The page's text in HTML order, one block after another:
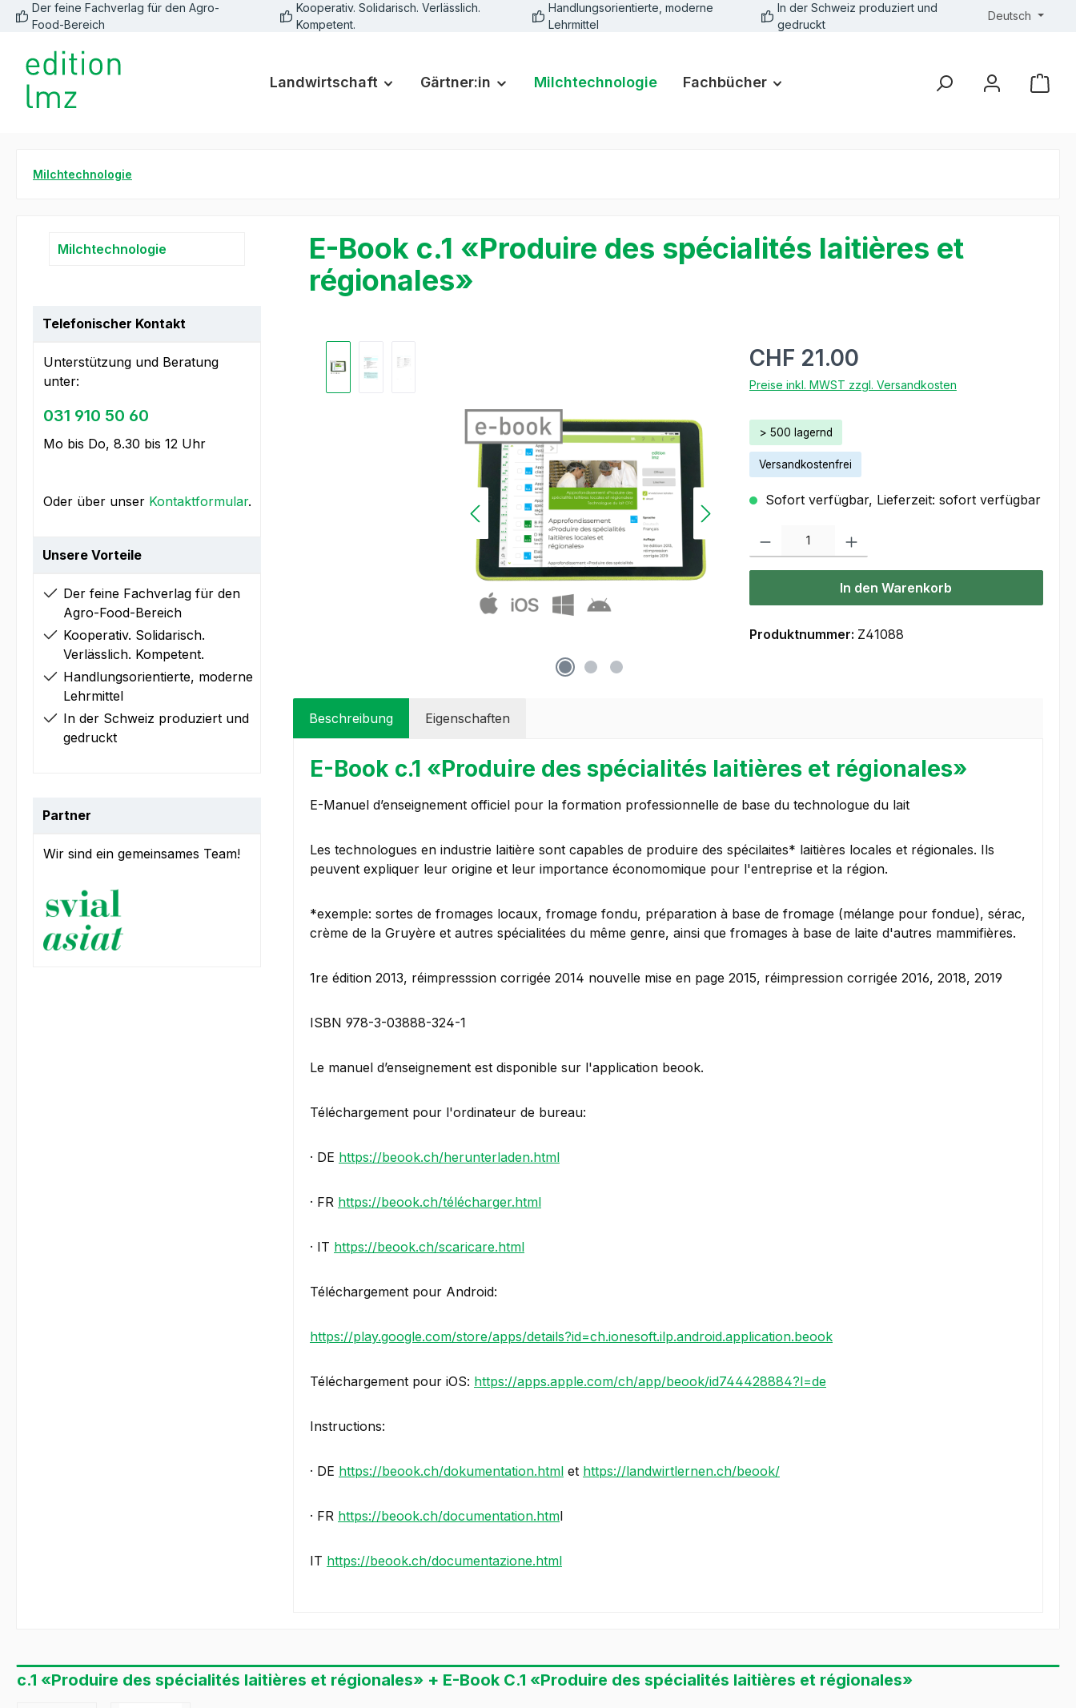
Zur Hauptnavigation springen
Der feine Fachverlag für den Agro-
Food-Bereich
Kooperativ. Solidarisch. Verlässlich.
Kompetent.
Handlungsorientierte, moderne
Lehrmittel
In der Schweiz produziert und
gedruckt
Deutsch
Landwirtschaft Gärtner:in Milchtechnologie Fachbücher
Milchtechnologie
Milchtechnologie
Telefonischer Kontakt
Unterstützung und Beratung
unter:
031 910 50 60
Mo bis Do, 8.30 bis 12 Uhr
Oder über unser Kontaktformular.
Unsere Vorteile
Der feine Fachverlag für den
Agro-Food-Bereich
Kooperativ. Solidarisch.
Verlässlich. Kompetent.
Handlungsorientierte, moderne
Lehrmittel
In der Schweiz produziert und
gedruckt
Partner
Wir sind ein gemeinsames Team!
E-Book c.1 «Produire des spécialités laitières et
régionales»
CHF 21.00
Preise inkl. MWST zzgl. Versandkosten
> 500 lagernd
Versandkostenfrei
Sofort verfügbar, Lieferzeit: sofort verfügbar
In den Warenkorb
Produktnummer: Z41088
Beschreibung Eigenschaften
E-Book c.1 «Produire des spécialités laitières et régionales»
E-Manuel d’enseignement officiel pour la formation professionnelle de base du technologue du lait
Les technologues en industrie laitière sont capables de produire des spécilaites* laitières locales et régionales. Ils
peuvent expliquer leur origine et leur importance économomique pour l'entreprise et la région.
*exemple: sortes de fromages locaux, fromage fondu, préparation à base de fromage (mélange pour fondue), sérac,
crème de la Gruyère et autres spécialitées du même genre, ainsi que fromages à base de laite d'autres mammifières.
1re édition 2013, réimpresssion corrigée 2014 nouvelle mise en page 2015, réimpression corrigée 2016, 2018, 2019
ISBN 978-3-03888-324-1
Le manuel d’enseignement est disponible sur l'application beook.
Téléchargement pour l'ordinateur de bureau:
· DE https://beook.ch/herunterladen.html
· FR https://beook.ch/télécharger.html
· IT https://beook.ch/scaricare.html
Téléchargement pour Android:
https://play.google.com/store/apps/details?id=ch.ionesoft.ilp.android.application.beook
Téléchargement pour iOS: https://apps.apple.com/ch/app/beook/id744428884?l=de
Instructions:
· DE https://beook.ch/dokumentation.html et https://landwirtlernen.ch/beook/
· FR https://beook.ch/documentation.html
IT https://beook.ch/documentazione.html
c.1 «Produire des spécialités laitières et régionales» + E-Book C.1 «Produire des spécialités laitières et régionales»